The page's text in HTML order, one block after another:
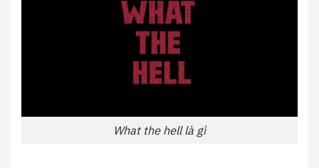
What the hell là gì